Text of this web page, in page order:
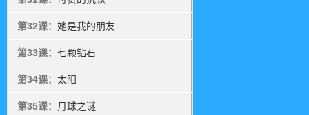
第32课： 她是我的朋友
第33课： 七颗钻石
第34课： 太阳
第35课： 月球之谜